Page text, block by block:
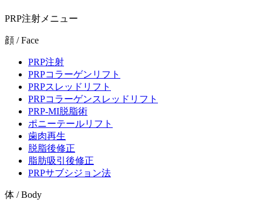
PRP注射メニュー
顔 / Face
PRP注射
PRPコラーゲンリフト
PRPスレッドリフト
PRPコラーゲンスレッドリフト
PRP-MI脱脂術
ポニーテールリフト
歯肉再生
脱脂後修正
脂肪吸引後修正
PRPサブシジョン法
体 / Body